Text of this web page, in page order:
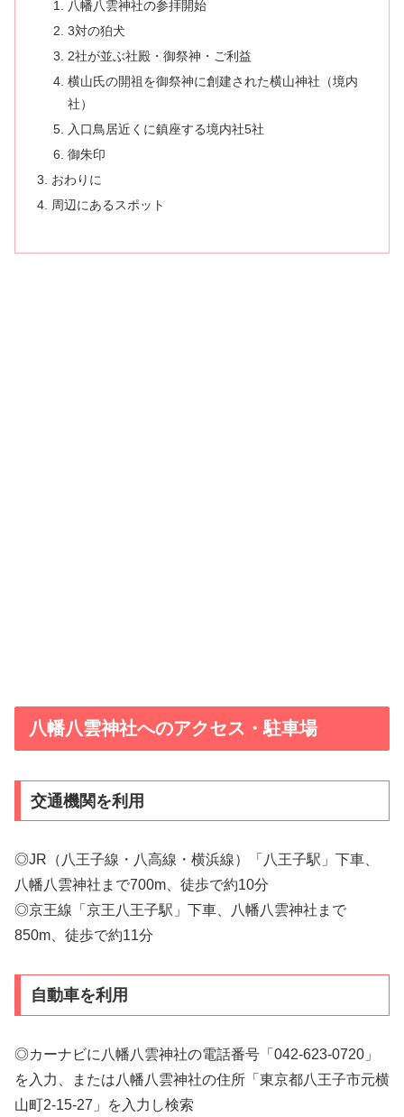
八幡八雲神社の参拝開始
3対の狛犬
2社が並ぶ社殿・御祭神・ご利益
横山氏の開祖を御祭神に創建された横山神社（境内
社）
入口鳥居近くに鎮座する境内社5社
御朱印
おわりに
周辺にあるスポット
八幡八雲神社へのアクセス・駐車場
交通機関を利用
◎JR（八王子線・八高線・横浜線）「八王子駅」下車、
八幡八雲神社まで700m、徒歩で約10分
◎京王線「京王八王子駅」下車、八幡八雲神社まで
850m、徒歩で約11分
自動車を利用
◎カーナビに八幡八雲神社の電話番号「042-623-0720」
を入力、または八幡八雲神社の住所「東京都八王子市元横
山町2-15-27」を入力し検索